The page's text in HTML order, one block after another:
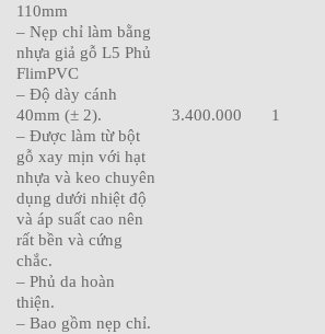
110mm
– Nẹp chỉ làm bằng
nhựa giả gỗ L5 Phủ
FlimPVC
– Độ dày cánh
40mm (± 2).
– Được làm từ bột
gỗ xay mịn với hạt
nhựa và keo chuyên
dụng dưới nhiệt độ
và áp suất cao nên
rất bền và cứng
chắc.
– Phủ da hoàn
thiện.
– Bao gồm nẹp chỉ.
3.400.000 1